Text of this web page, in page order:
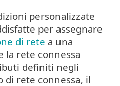
personalizzate
per assegnare
di rete a una
la rete connessa
definiti negli
rete connessa, il